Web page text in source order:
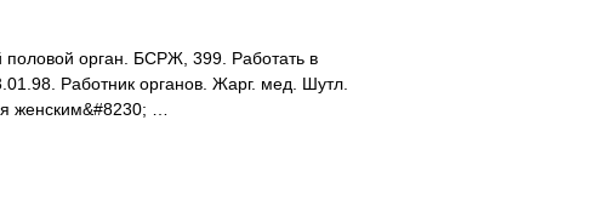
орган. БСРЖ, 399. Работать в
Работник органов. Жарг. мед. Шутл.
женским&#8230; …